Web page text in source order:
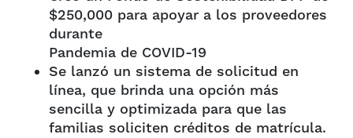
$250,000 para apoyar a los proveedores
durante
Pandemia de COVID-19
Se lanzó un sistema de solicitud en
línea, que brinda una opción más
sencilla y optimizada para que las
familias soliciten créditos de matrícula.